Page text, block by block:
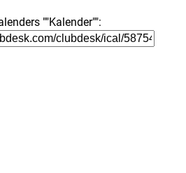
""Kalender"":